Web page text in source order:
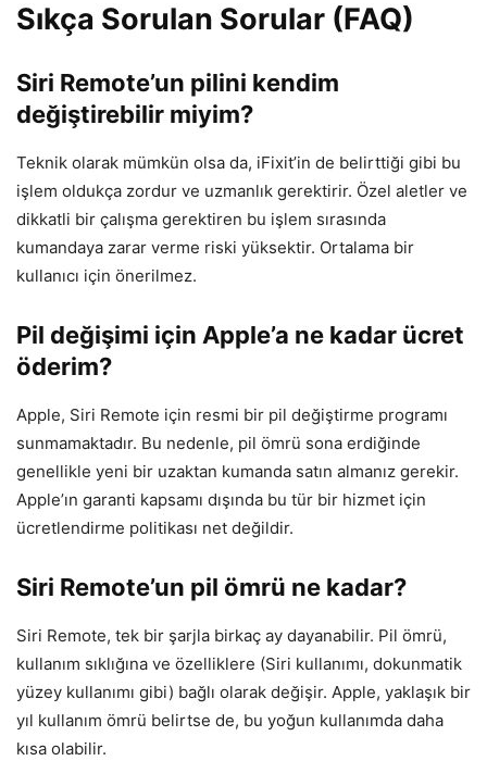
Sıkça Sorulan Sorular (FAQ)
Siri Remote’un pilini kendim
değiştirebilir miyim?
Teknik olarak mümkün olsa da, iFixit’in de belirttiği gibi bu
işlem oldukça zordur ve uzmanlık gerektirir. Özel aletler ve
dikkatli bir çalışma gerektiren bu işlem sırasında
kumandaya zarar verme riski yüksektir. Ortalama bir
kullanıcı için önerilmez.
Pil değişimi için Apple’a ne kadar ücret
öderim?
Apple, Siri Remote için resmi bir pil değiştirme programı
sunmamaktadır. Bu nedenle, pil ömrü sona erdiğinde
genellikle yeni bir uzaktan kumanda satın almanız gerekir.
Apple’ın garanti kapsamı dışında bu tür bir hizmet için
ücretlendirme politikası net değildir.
Siri Remote’un pil ömrü ne kadar?
Siri Remote, tek bir şarjla birkaç ay dayanabilir. Pil ömrü,
kullanım sıklığına ve özelliklere (Siri kullanımı, dokunmatik
yüzey kullanımı gibi) bağlı olarak değişir. Apple, yaklaşık bir
yıl kullanım ömrü belirtse de, bu yoğun kullanımda daha
kısa olabilir.